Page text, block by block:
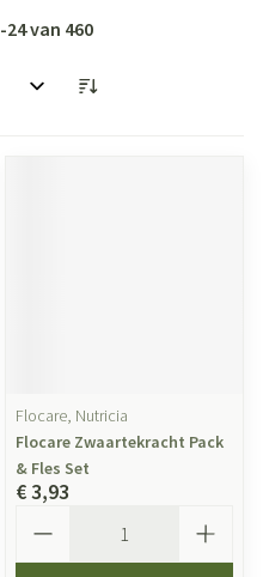
-24van 460
Flocare, Nutricia
Flocare Zwaartekracht Pack
& Fles Set
€ 3,93